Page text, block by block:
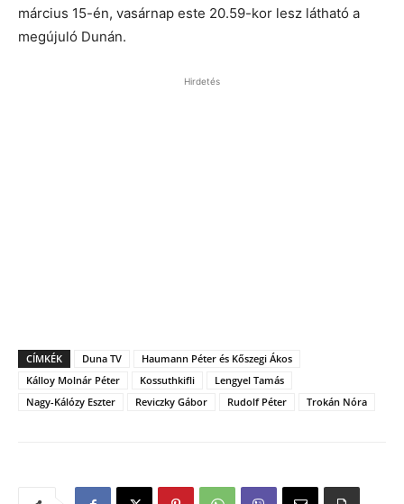
március 15-én, vasárnap este 20.59-kor lesz látható a
megújuló Dunán.
Hirdetés
CÍMKÉK Duna TV
Haumann Péter és Kőszegi Ákos
Kálloy Molnár Péter
Kossuthkifli
Lengyel Tamás
Nagy-Kálózy Eszter
Reviczky Gábor Rudolf Péter Trokán Nóra